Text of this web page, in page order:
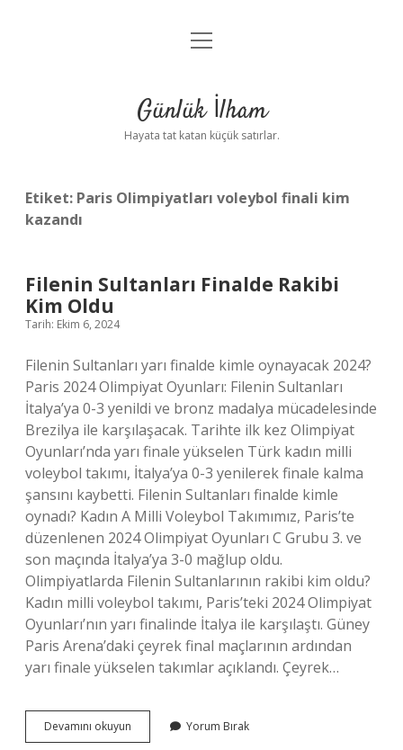
Anasayfa
Yasal Uyarı
menüyü
Günlük İlham
Hayata tat katan küçük satırlar.
Etiket: Paris Olimpiyatları voleybol finali kim
kazandı
Filenin Sultanları Finalde Rakibi
Kim Oldu
Tarih: Ekim 6, 2024
Filenin Sultanları yarı finalde kimle oynayacak 2024?
Paris 2024 Olimpiyat Oyunları: Filenin Sultanları
İtalya’ya 0-3 yenildi ve bronz madalya mücadelesinde
Brezilya ile karşılaşacak. Tarihte ilk kez Olimpiyat
Oyunları’nda yarı finale yükselen Türk kadın milli
voleybol takımı, İtalya’ya 0-3 yenilerek finale kalma
şansını kaybetti. Filenin Sultanları finalde kimle
oynadı? Kadın A Milli Voleybol Takımımız, Paris’te
düzenlenen 2024 Olimpiyat Oyunları C Grubu 3. ve
son maçında İtalya’ya 3-0 mağlup oldu.
Olimpiyatlarda Filenin Sultanlarının rakibi kim oldu?
Kadın milli voleybol takımı, Paris’teki 2024 Olimpiyat
Oyunları’nın yarı finalinde İtalya ile karşılaştı. Güney
Paris Arena’daki çeyrek final maçlarının ardından
yarı finale yükselen takımlar açıklandı. Çeyrek…
Devamını okuyun
Sultanları
Yorum Bırak